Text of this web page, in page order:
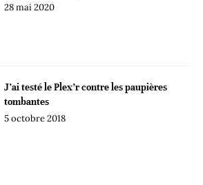
28 mai 2020
J’ai testé le Plex’r contre les paupières
tombantes
5 octobre 2018